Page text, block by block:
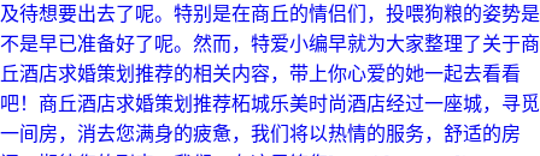
及待想要出去了呢。特别是在商丘的情侣们，投喂狗粮的姿势是
不是早已准备好了呢。然而，特爱小编早就为大家整理了关于商
丘酒店求婚策划推荐的相关内容，带上你心爱的她一起去看看
吧！商丘酒店求婚策划推荐柘城乐美时尚酒店经过一座城，寻觅
一间房，消去您满身的疲惫，我们将以热情的服务，舒适的房